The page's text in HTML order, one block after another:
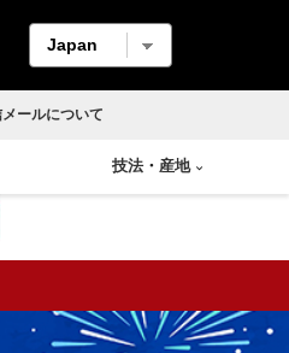
ールについて
技法 ・ 産地